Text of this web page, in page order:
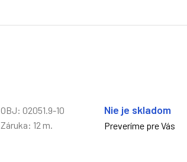
OBJ: 02051.9-10
Záruka: 12 m.
Nie je skladom
Preveríme pre Vás